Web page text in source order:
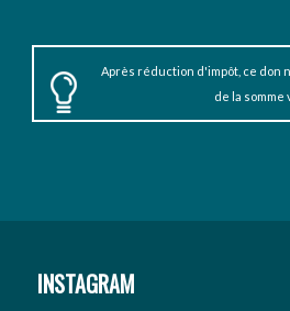
Après réduction d'impôt, ce don
de la somme
INSTAGRAM